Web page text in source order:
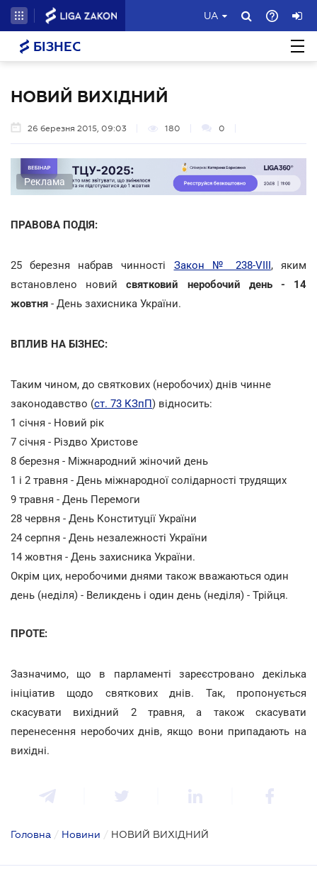
UA
БІЗНЕС
НОВИЙ ВИХІДНИЙ
26 березня 2015, 09:03 180 0
Реклама
ПРАВОВА ПОДІЯ:
25 березня набрав чинності Закон № 238-VIII, яким
встановлено новийсвятковий неробочий день - 14
жовтня - День захисника України.
ВПЛИВ НА БІЗНЕС:
Таким чином, до святкових (неробочих) днів чинне
законодавство (ст. 73 КЗпП) відносить:
1 січня - Новий рік
7 січня - Різдво Христове
8 березня - Міжнародний жіночий день
1 і 2 травня - День міжнародної солідарності трудящих
9 травня - День Перемоги
28 червня - День Конституції України
24 серпня - День незалежності України
14 жовтня - День захисника України.
Окрім цих, неробочими днями також вважаються один
день (неділя) - Великдень і один день (неділя) - Трійця.
ПРОТЕ:
Зазначимо, що в парламенті зареєстровано декілька
ініціатив щодо святкових днів. Так, пропонується
скасувати вихідний 2 травня, а також скасувати
перенесення неробочих днів, якщо вони припадають на
вихідні.
Головна / Новини / НОВИЙ ВИХІДНИЙ